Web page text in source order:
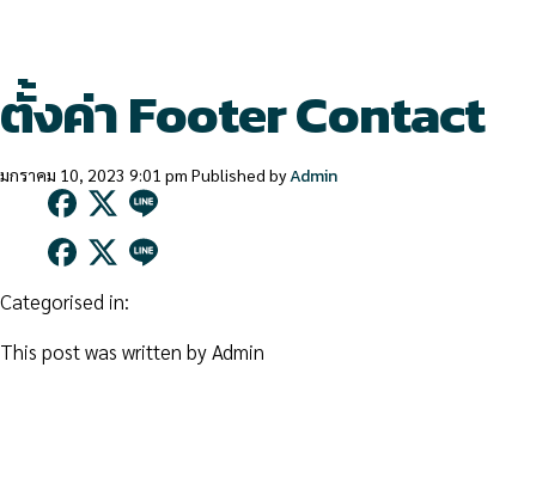
ตั้งค่า Footer Contact
มกราคม 10, 2023 9:01 pm Published byAdmin
Categorised in:
This post was written by Admin